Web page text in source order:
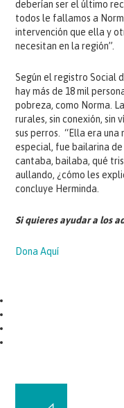
deberían ser el último
todos le fallamos a
intervención que ella y
necesitan en la región”.
Según el registro Social
hay más de 18 mil
pobreza, como Norma.
rurales, sin conexión, sin
sus perros. “Ella era una
especial, fue bailarina
cantaba, bailaba, qué
aullando, ¿cómo les
concluye Herminda.
Si quieres ayudar a los
Dona Aquí